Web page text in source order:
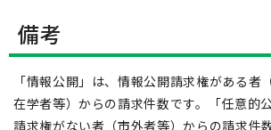
備考
「情報公開」は、情報公開請求権がある者
在学者等）からの請求件数です。「任意的
請求権がない者（市外者等）からの請求件数